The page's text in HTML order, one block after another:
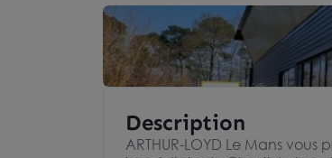
Description
ARTHUR-LOYD Le Mans